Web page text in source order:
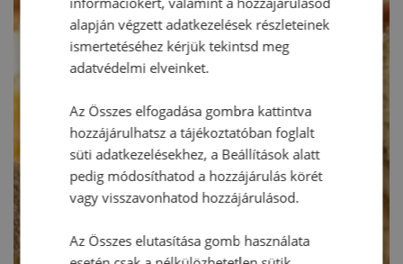
alapján végzett adatkezelések részleteinek
ismertetéséhez kérjük tekintsd meg
adatvédelmi elveinket.
Az Összes elfogadása gombra kattintva
hozzájárulhatsz a tájékoztatóban foglalt
süti adatkezelésekhez, a Beállítások alatt
pedig módosíthatod a hozzájárulás körét
vagy visszavonhatod hozzájárulásod.
Az Összes elutasítása gomb használata